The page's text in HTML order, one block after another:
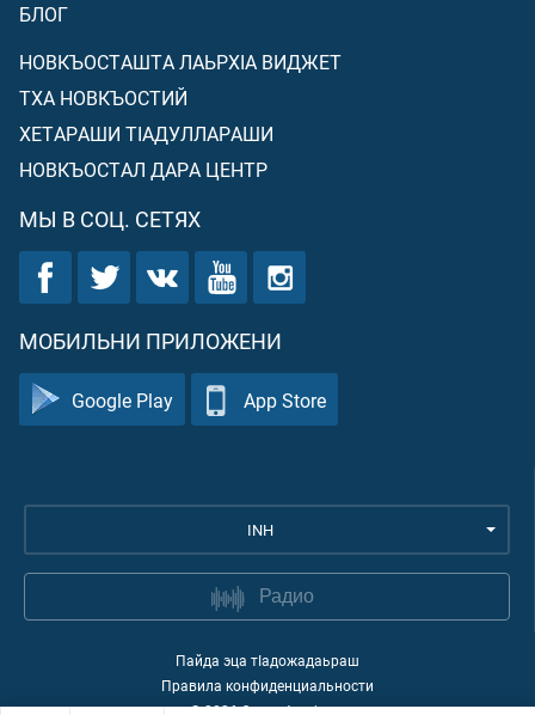
БЛОГ
НОВКЪОСТАШТА ЛАЬРХIА ВИДЖЕТ
ТХА НОВКЪОСТИЙ
ХЕТАРАШИ ТIАДУЛЛАРАШИ
НОВКЪОСТАЛ ДАРА ЦЕНТР
МЫ В СОЦ. СЕТЯХ
МОБИЛЬНИ ПРИЛОЖЕНИ
Google Play App Store
INH
Радио
Пайда эца тIадожадаьраш
Правила конфиденциальности
©2026Quran Academy